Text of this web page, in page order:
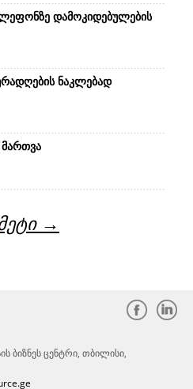
დამოკიდებულების
ნაკლებად
→
ბიზნეს ცენტრი, თბილისი,